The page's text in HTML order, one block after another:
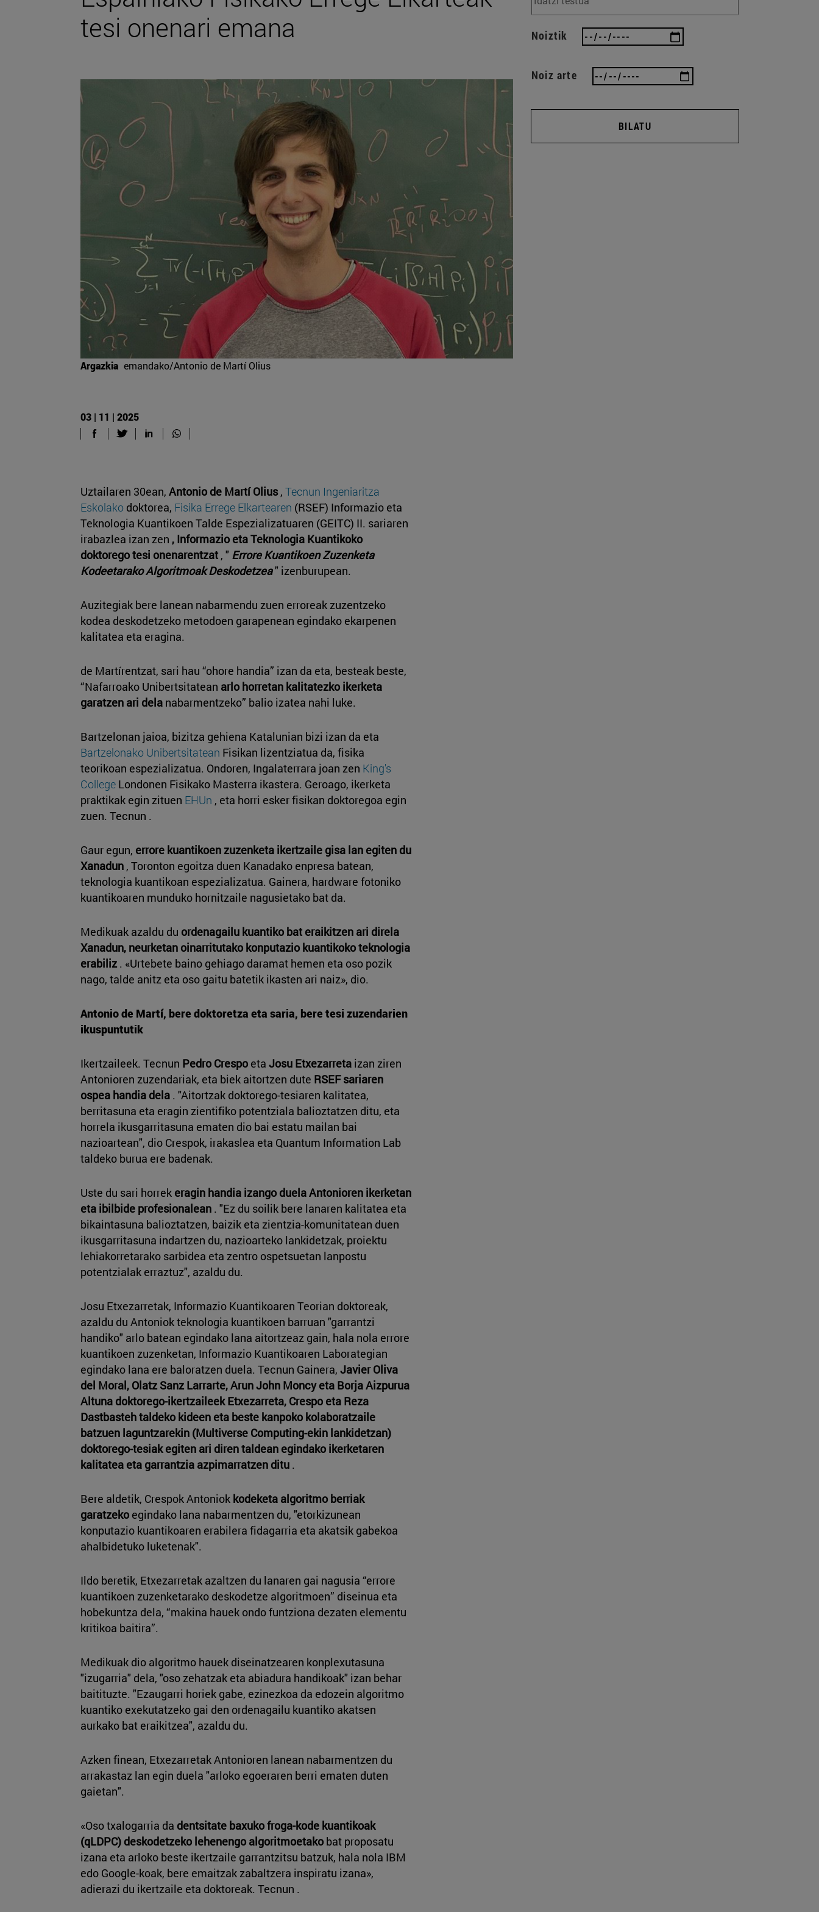
tesi onenari emana
Argazkia emandako/Antonio de Martí Olius
03 | 11 | 2025
Uztailaren 30ean, Antonio de Martí Olius, Tecnun Ingeniaritza
Eskolako doktorea, Fisika Errege Elkartearen (RSEF) Informazio eta
Teknologia Kuantikoen Talde Espezializatuaren (GEITC) II. sariaren
irabazlea izan zen , Informazio eta Teknologia Kuantikoko
doktorego tesi onenarentzat , " Errore Kuantikoen Zuzenketa
Kodeetarako Algoritmoak Deskodetzea" izenburupean.
Auzitegiak bere lanean nabarmendu zuen erroreak zuzentzeko
kodea deskodetzeko metodoen garapenean egindako ekarpenen
kalitatea eta eragina.
de Martírentzat, sari hau “ohore handia” izan da eta, besteak beste,
“Nafarroako Unibertsitatean arlo horretan kalitatezko ikerketa
garatzen ari dela nabarmentzeko” balio izatea nahi luke.
Bartzelonan jaioa, bizitza gehiena Katalunian bizi izan da eta
Bartzelonako Unibertsitatean Fisikan lizentziatua da, fisika
teorikoan espezializatua. Ondoren, Ingalaterrara joan zen King's
College Londonen Fisikako Masterra ikastera. Geroago, ikerketa
praktikak egin zituen EHUn , eta horri esker fisikan doktoregoa egin
zuen. Tecnun .
Gaur egun, errore kuantikoen zuzenketa ikertzaile gisa lan egiten du
Xanadun , Toronton egoitza duen Kanadako enpresa batean,
teknologia kuantikoan espezializatua. Gainera, hardware fotoniko
kuantikoaren munduko hornitzaile nagusietako bat da.
Medikuak azaldu du ordenagailu kuantiko bat eraikitzen ari direla
Xanadun, neurketan oinarritutako konputazio kuantikoko teknologia
erabiliz . «Urtebete baino gehiago daramat hemen eta oso pozik
nago, talde anitz eta oso gaitu batetik ikasten ari naiz», dio.
Antonio de Martí, bere doktoretza eta saria, bere tesi zuzendarien
ikuspuntutik
Ikertzaileek. Tecnun Pedro Crespo eta Josu Etxezarreta izan ziren
Antonioren zuzendariak, eta biek aitortzen dute RSEF sariaren
ospea handia dela . "Aitortzak doktorego-tesiaren kalitatea,
berritasuna eta eragin zientifiko potentziala balioztatzen ditu, eta
horrela ikusgarritasuna ematen dio bai estatu mailan bai
nazioartean", dio Crespok, irakaslea eta Quantum Information Lab
taldeko burua ere badenak.
Uste du sari horrek eragin handia izango duela Antonioren ikerketan
eta ibilbide profesionalean . "Ez du soilik bere lanaren kalitatea eta
bikaintasuna balioztatzen, baizik eta zientzia-komunitatean duen
ikusgarritasuna indartzen du, nazioarteko lankidetzak, proiektu
lehiakorretarako sarbidea eta zentro ospetsuetan lanpostu
potentzialak erraztuz", azaldu du.
Josu Etxezarretak, Informazio Kuantikoaren Teorian doktoreak,
azaldu du Antoniok teknologia kuantikoen barruan "garrantzi
handiko" arlo batean egindako lana aitortzeaz gain, hala nola errore
kuantikoen zuzenketan, Informazio Kuantikoaren Laborategian
egindako lana ere baloratzen duela. Tecnun Gainera, Javier Oliva
del Moral, Olatz Sanz Larrarte, Arun John Moncy eta Borja Aizpurua
Altuna doktorego-ikertzaileek Etxezarreta, Crespo eta Reza
Dastbasteh taldeko kideen eta beste kanpoko kolaboratzaile
batzuen laguntzarekin (Multiverse Computing-ekin lankidetzan)
doktorego-tesiak egiten ari diren taldean egindako ikerketaren
kalitatea eta garrantzia azpimarratzen ditu .
Bere aldetik, Crespok Antoniok kodeketa algoritmo berriak
garatzeko egindako lana nabarmentzen du, "etorkizunean
konputazio kuantikoaren erabilera fidagarria eta akatsik gabekoa
ahalbidetuko luketenak".
Ildo beretik, Etxezarretak azaltzen du lanaren gai nagusia “errore
kuantikoen zuzenketarako deskodetze algoritmoen” diseinua eta
hobekuntza dela, “makina hauek ondo funtziona dezaten elementu
kritikoa baitira”.
Medikuak dio algoritmo hauek diseinatzearen konplexutasuna
"izugarria" dela, "oso zehatzak eta abiadura handikoak" izan behar
baitituzte. "Ezaugarri horiek gabe, ezinezkoa da edozein algoritmo
kuantiko exekutatzeko gai den ordenagailu kuantiko akatsen
aurkako bat eraikitzea", azaldu du.
Azken finean, Etxezarretak Antonioren lanean nabarmentzen du
arrakastaz lan egin duela "arloko egoeraren berri ematen duten
gaietan".
«Oso txalogarria da dentsitate baxuko froga-kode kuantikoak
(qLDPC) deskodetzeko lehenengo algoritmoetako bat proposatu
izana eta arloko beste ikertzaile garrantzitsu batzuk, hala nola IBM
edo Google-koak, bere emaitzak zabaltzera inspiratu izana»,
adierazi du ikertzaile eta doktoreak. Tecnun .
Noiztik
Noiz arte
BILATU